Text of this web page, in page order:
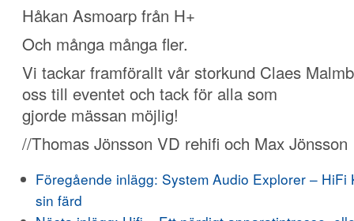
Håkan Asmoarp från H+
Och många många fler.
Vi tackar framförallt vår storkund Claes
oss till eventet och tack för alla som
gjorde mässan möjlig!
//Thomas Jönsson VD rehifi och Max Jönsson
Föregående inlägg: System Audio Explorer – HiFi
sin färd